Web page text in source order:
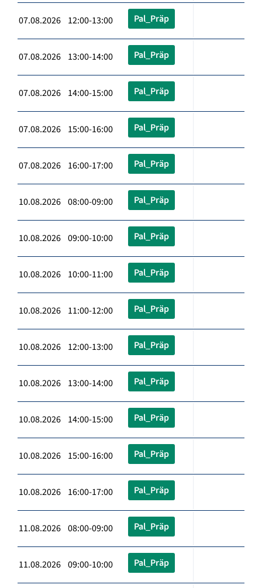
07.08.2026 12:00-13:00 Pal_Präp
07.08.2026 13:00-14:00 Pal_Präp
07.08.2026 14:00-15:00 Pal_Präp
07.08.2026 15:00-16:00 Pal_Präp
07.08.2026 16:00-17:00 Pal_Präp
10.08.2026 08:00-09:00 Pal_Präp
10.08.2026 09:00-10:00 Pal_Präp
10.08.2026 10:00-11:00 Pal_Präp
10.08.2026 11:00-12:00 Pal_Präp
10.08.2026 12:00-13:00 Pal_Präp
10.08.2026 13:00-14:00 Pal_Präp
10.08.2026 14:00-15:00 Pal_Präp
10.08.2026 15:00-16:00 Pal_Präp
10.08.2026 16:00-17:00 Pal_Präp
11.08.2026 08:00-09:00 Pal_Präp
11.08.2026 09:00-10:00 Pal_Präp